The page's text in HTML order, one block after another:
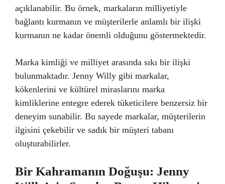
açıklanabilir. Bu örnek, markaların milliyetiyle
bağlantı kurmanın ve müşterilerle anlamlı bir ilişki
kurmanın ne kadar önemli olduğunu göstermektedir.
Marka kimliği ve milliyet arasında sıkı bir ilişki
bulunmaktadır. Jenny Willy gibi markalar,
kökenlerini ve kültürel miraslarını marka
kimliklerine entegre ederek tüketicilere benzersiz bir
deneyim sunabilir. Bu sayede markalar, müşterilerin
ilgisini çekebilir ve sadık bir müşteri tabanı
oluşturabilirler.
Bir Kahramanın Doğuşu: Jenny